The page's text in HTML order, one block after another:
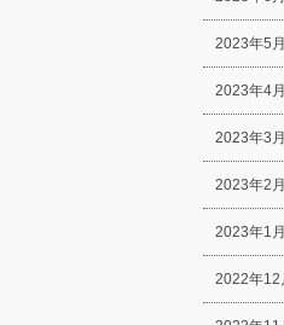
2023年5月
2023年4月
2023年3月
2023年2月
2023年1月
2022年12